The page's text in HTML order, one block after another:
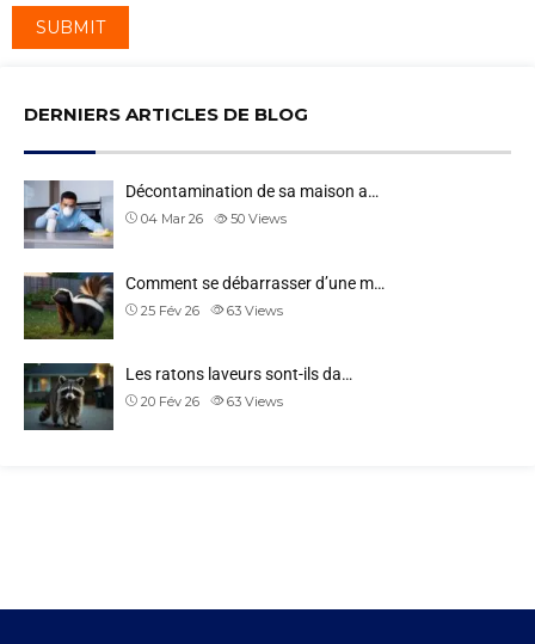
DERNIERS ARTICLES DE BLOG
Décontamination de sa maison a…
04 Mar 26 50 Views
Comment se débarrasser d’une m…
25 Fév 26 63 Views
Les ratons laveurs sont-ils da…
20 Fév 26 63 Views